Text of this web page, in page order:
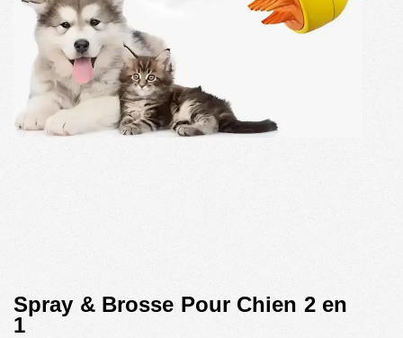
Spray & Brosse Pour Chien 2 en
1